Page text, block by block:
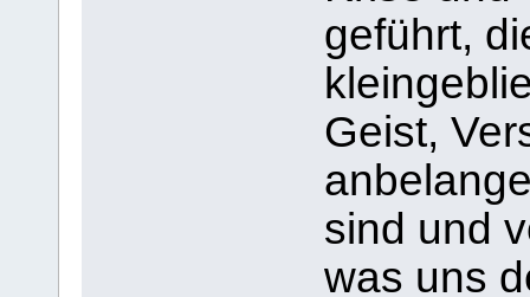
geführt,
Geist,
sind und
was uns